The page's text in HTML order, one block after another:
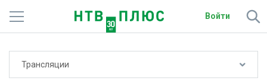
Войти
Трансляции